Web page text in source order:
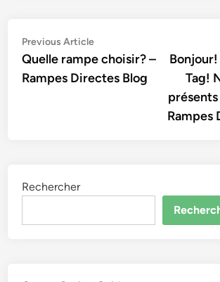
Navigation
de
l’article
Previous ArticlePrevious
article:
Quelle rampe choisir? –
Rampes Directes Blog
Tag!
Rampes
Rechercher